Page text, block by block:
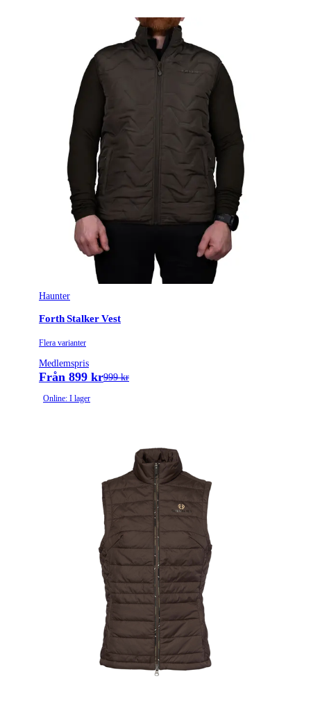
Haunter
Forth Stalker Vest
Flera varianter
Medlemspris
Från 899 kr999 kr
Online: I lager